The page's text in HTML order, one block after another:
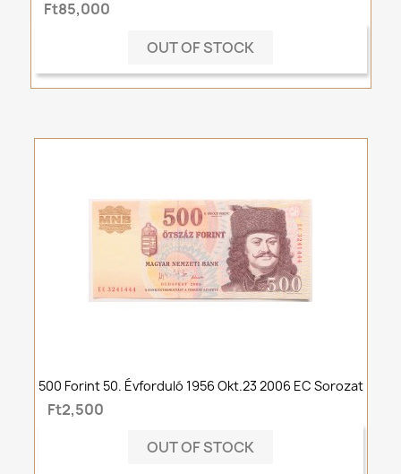
Ft85,000
OUT OF STOCK
500 Forint 50. Évforduló 1956 Okt.23 2006 EC Sorozat
Ft2,500
OUT OF STOCK